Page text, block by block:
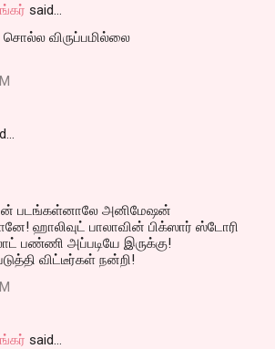
said…
சொல்ல விருப்பமில்லை
படங்கள்னாலே அனிமேஷன்
ஹாலிவுட் பாலாவின் பிக்ஸார் ஸ்டோரி
பண்ணி அப்படியே இருக்கு!
விட்டீர்கள் நன்றி!
said…